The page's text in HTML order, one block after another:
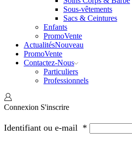
Sous-vêtements
Sacs & Ceintures
Enfants
PromoVente
ActualitésNouveau
PromoVente
Contactez-Nous
Particuliers
Professionnels
Connexion S'inscrire
Identifiant ou e-mail *